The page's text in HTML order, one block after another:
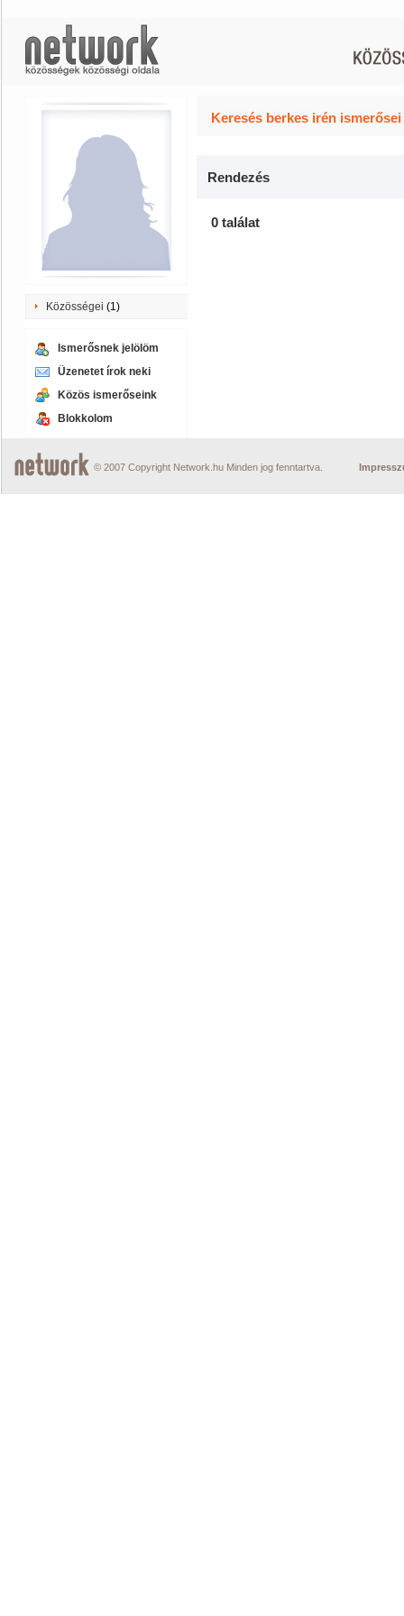
Közösségei (1)
Ismerősnek jelölöm
Üzenetet írok neki
Közös ismerőseink
Blokkolom
Keresés berkes irén
Rendezés
0 találat
© 2007 Copyright Network.hu Minden jog fenntartva.